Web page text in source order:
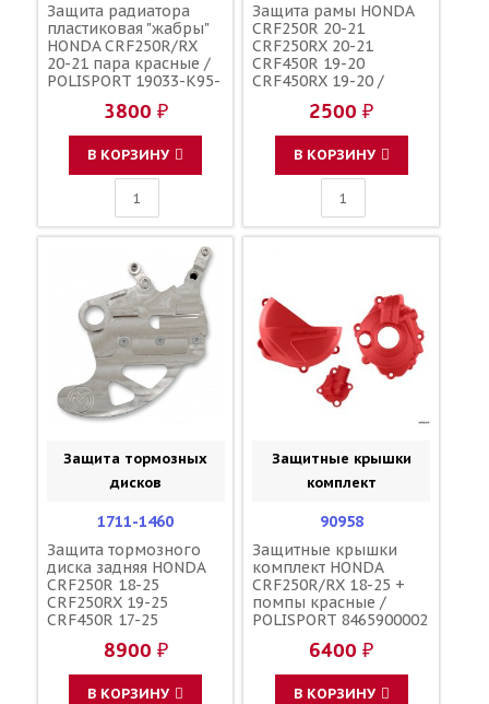
Защита радиатора
пластиковая "жабры"
HONDA CRF250R/RX
20-21 пара красные /
POLISPORT 19033-K95-
3800 ₽
В КОРЗИНУ
Защита рамы HONDA
CRF250R 20-21
CRF250RX 20-21
CRF450R 19-20
CRF450RX 19-20 /
2500 ₽
В КОРЗИНУ
Защита тормозных
дисков
1711-1460
Защита тормозного
диска задняя HONDA
CRF250R 18-25
CRF250RX 19-25
CRF450R 17-25
CRF450X 19-25 /
MOOSE RACING
8900 ₽
В КОРЗИНУ
Защитные крышки
комплект
90958
Защитные крышки
комплект HONDA
CRF250R/RX 18-25 +
помпы красные /
POLISPORT 8465900002
84844000026400 ₽
В КОРЗИНУ